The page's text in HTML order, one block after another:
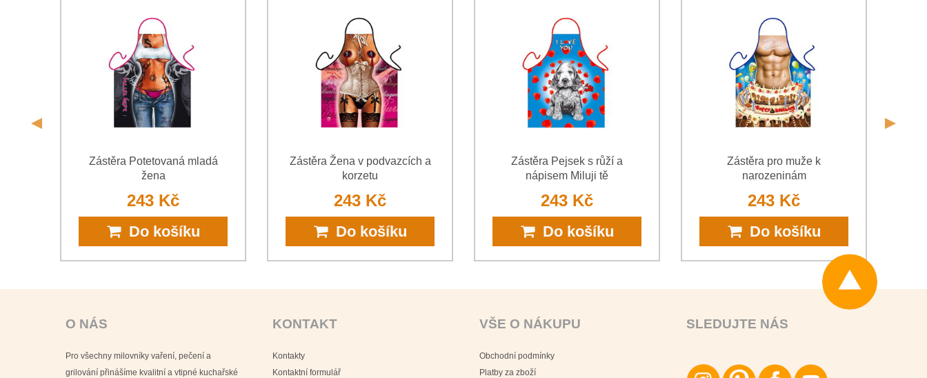
Zástěra Potetovaná mladá
žena
243 Kč
Do košíku
Zástěra Žena v podvazcích a
korzetu
243 Kč
Do košíku
Zástěra Pejsek s růží a
nápisem Miluji tě
243 Kč
Do košíku
Zástěra pro muže k
narozeninám
243 Kč
Do košíku
O NÁS
Pro všechny milovníky vaření, pečení a
grilování přinášíme kvalitní a vtipné kuchařské
KONTAKT
Kontakty
Kontaktní formulář
VŠE O NÁKUPU
Obchodní podmínky
Platby za zboží
SLEDUJTE NÁS